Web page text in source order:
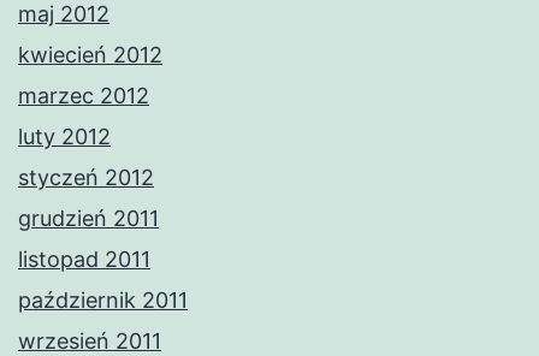
maj 2012
kwiecień 2012
marzec 2012
luty 2012
styczeń 2012
grudzień 2011
listopad 2011
październik 2011
wrzesień 2011